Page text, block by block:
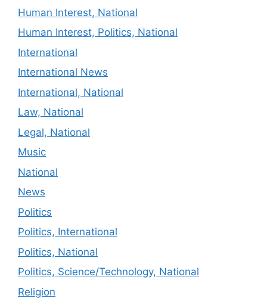
Human Interest, National
Human Interest, Politics, National
International
International News
International, National
Law, National
Legal, National
Music
National
News
Politics
Politics, International
Politics, National
Politics, Science/Technology, National
Religion